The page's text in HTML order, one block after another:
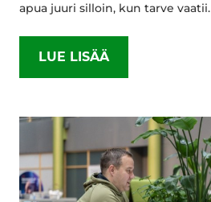
apua juuri silloin, kun tarve vaatii.
LUE LISÄÄ